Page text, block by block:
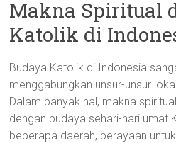
Makna Spiritual
Katolik di
Budaya Katolik di Indonesia
menggabungkan unsur-unsur
Dalam banyak hal, makna
dengan budaya sehari-hari umat
beberapa daerah, perayaan